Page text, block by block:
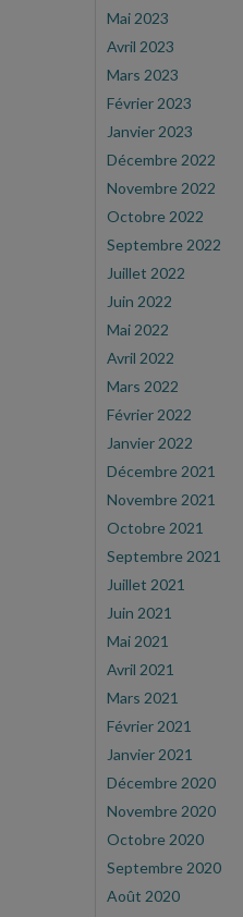
Mai 2023
Avril 2023
Mars 2023
Février 2023
Janvier 2023
Décembre 2022
Novembre 2022
Octobre 2022
Septembre 2022
Juillet 2022
Juin 2022
Mai 2022
Avril 2022
Mars 2022
Février 2022
Janvier 2022
Décembre 2021
Novembre 2021
Octobre 2021
Septembre 2021
Juillet 2021
Juin 2021
Mai 2021
Avril 2021
Mars 2021
Février 2021
Janvier 2021
Décembre 2020
Novembre 2020
Octobre 2020
Septembre 2020
Août 2020